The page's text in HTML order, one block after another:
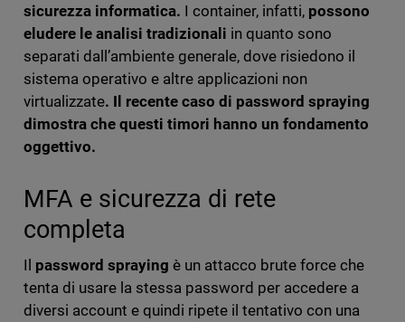
sicurezza informatica. I container, infatti, possono
eludere le analisi tradizionali in quanto sono
separati dall’ambiente generale, dove risiedono il
sistema operativo e altre applicazioni non
virtualizzate. Il recente caso di password spraying
dimostra che questi timori hanno un fondamento
oggettivo.
MFA e sicurezza di rete
completa
Il password spraying è un attacco brute force che
tenta di usare la stessa password per accedere a
diversi account e quindi ripete il tentativo con una